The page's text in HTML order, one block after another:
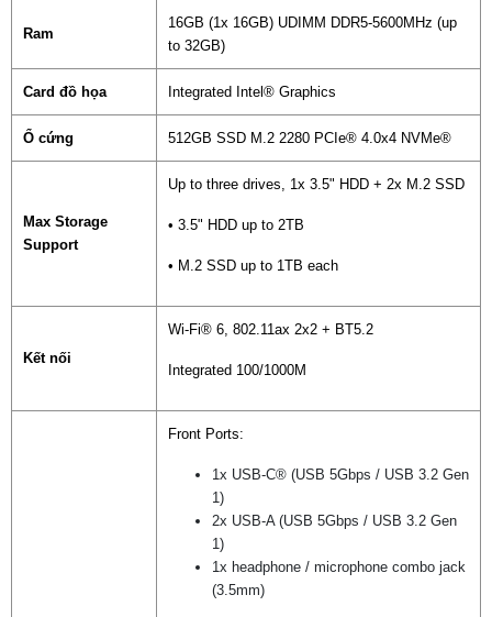
Ram
16GB (1x 16GB) UDIMM DDR5-5600MHz (up
to 32GB)
Card đồ họa Integrated Intel® Graphics
Ổ cứng 512GB SSD M.2 2280 PCIe® 4.0x4 NVMe®
Max Storage
Support
Up to three drives, 1x 3.5" HDD + 2x M.2 SSD
• 3.5" HDD up to 2TB
• M.2 SSD up to 1TB each
Kết nối
Wi-Fi® 6, 802.11ax 2x2 + BT5.2
Integrated 100/1000M
Front Ports:
1x USB-C® (USB 5Gbps / USB 3.2 Gen
1)
2x USB-A (USB 5Gbps / USB 3.2 Gen
1)
1x headphone / microphone combo jack
(3.5mm)